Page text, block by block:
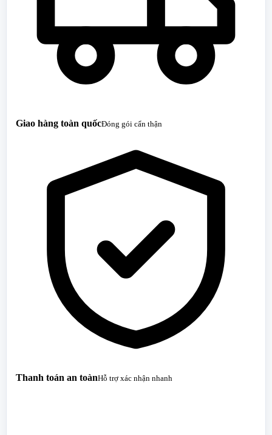
Giao hàng toàn quốcĐóng gói cẩn thận
Thanh toán an toànHỗ trợ xác nhận nhanh